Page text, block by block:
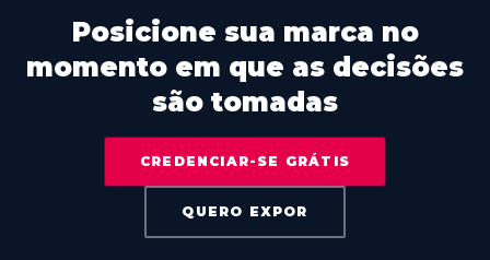
Posicione sua marca no
momento em que as decisões
são tomadas
CREDENCIAR-SE GRÁTIS
QUERO EXPOR